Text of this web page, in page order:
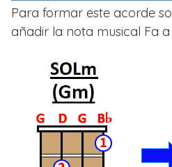
Para formar este acorde
añadir la nota musical Fa